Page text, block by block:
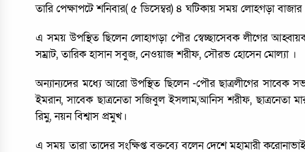
তারি পেক্ষাপটে শনিবার( ৫ ডিসেম্বর) ৪ ঘটিকায় সময় লোহগড়া
এ সময় উপস্থিত ছিলেন লোহাগড়া পৌর স্বেচ্ছাসেবক লীগের
সম্রাট, তারিক হাসান সবুজ, নেওয়াজ শরীফ, সৌরভ হোসেন মোল্যা ।
অন্যান্যদের মধ্যে আরো উপস্থিত ছিলেন -পৌর ছাত্রলীগের সাবেক
ইমরান, সাবেক ছাত্রনেতা সজিবুল ইসলাম,আনিস শরীফ,
রিমু, নয়ন বিশ্বাস প্রমুখ।
এ সময় তারা তাদের সংক্ষিপ্ত বক্তব্যে বলেন দেশে মহামারী